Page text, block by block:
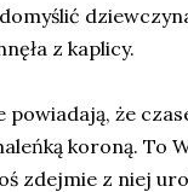
z kaplicy.
powiadają, że
koroną. To
zdejmie z niej